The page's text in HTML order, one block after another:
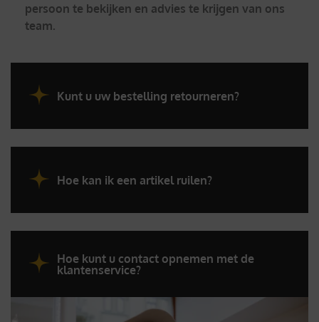
persoon te bekijken en advies te krijgen van ons
team.
Kunt u uw bestelling retourneren?
Hoe kan ik een artikel ruilen?
Hoe kunt u contact opnemen met de
klantenservice?